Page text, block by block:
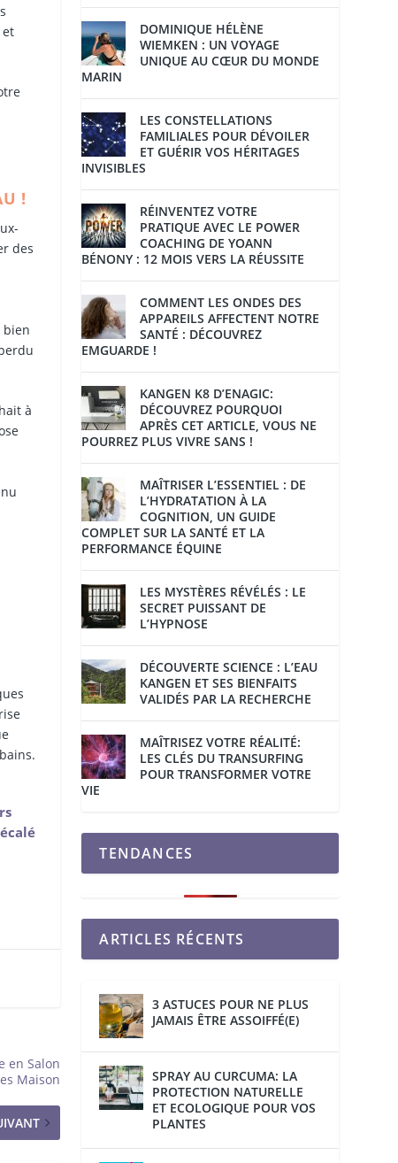
et
!
des
bien
à
en Salon
Maison
DOMINIQUE HÉLÈNE
WIEMKEN : UN VOYAGE
UNIQUE AU CŒUR DU MONDE
MARIN
LES CONSTELLATIONS
FAMILIALES POUR DÉVOILER
ET GUÉRIR VOS HÉRITAGES
INVISIBLES
RÉINVENTEZ VOTRE
PRATIQUE AVEC LE POWER
COACHING DE YOANN
BÉNONY : 12 MOIS VERS LA RÉUSSITE
COMMENT LES ONDES DES
APPAREILS AFFECTENT NOTRE
SANTÉ : DÉCOUVREZ
EMGUARDE !
KANGEN K8 D’ENAGIC:
DÉCOUVREZ POURQUOI
APRÈS CET ARTICLE, VOUS NE
POURREZ PLUS VIVRE SANS !
MAÎTRISER L’ESSENTIEL : DE
L’HYDRATATION À LA
COGNITION, UN GUIDE
COMPLET SUR LA SANTÉ ET LA
PERFORMANCE ÉQUINE
LES MYSTÈRES RÉVÉLÉS : LE
SECRET PUISSANT DE
L’HYPNOSE
DÉCOUVERTE SCIENCE : L’EAU
KANGEN ET SES BIENFAITS
VALIDÉS PAR LA RECHERCHE
MAÎTRISEZ VOTRE RÉALITÉ:
LES CLÉS DU TRANSURFING
POUR TRANSFORMER VOTRE
VIE
TENDANCES
ARTICLES RÉCENTS
3 ASTUCES POUR NE PLUS
JAMAIS ÊTRE ASSOIFFÉ(E)
SPRAY AU CURCUMA: LA
PROTECTION NATURELLE
ET ECOLOGIQUE POUR VOS
PLANTES